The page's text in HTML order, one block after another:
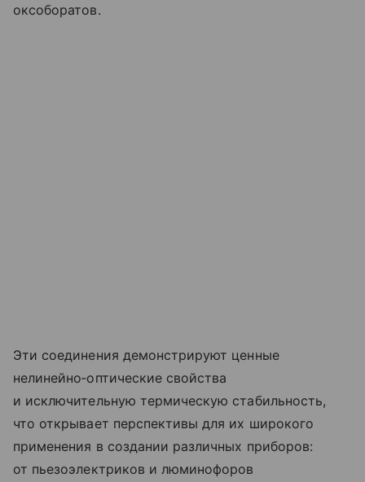
оксоборатов.
Эти соединения демонстрируют ценные
нелинейно‑оптические свойства
и исключительную термическую стабильность,
что открывает перспективы для их широкого
применения в создании различных приборов:
от пьезоэлектриков и люминофоров